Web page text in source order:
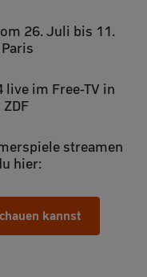
26. Juli bis 11.
live im Free-TV in
ZDF
streamen
hier:
kannst